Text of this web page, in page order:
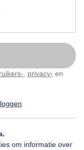
privacy- en
om informatie over
79x bekeken